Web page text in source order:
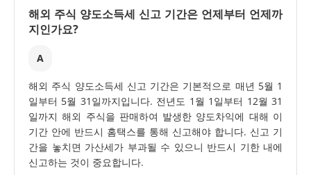
해외 주식 양도소득세 신고 기간은 언제부터 언제까
지인가요?
A
해외 주식 양도소득세 신고 기간은 기본적으로 매년 5월 1
일부터 5월 31일까지입니다. 전년도 1월 1일부터 12월 31
일까지 해외 주식을 판매하여 발생한 양도차익에 대해 이
기간 안에 반드시 홈택스를 통해 신고해야 합니다. 신고 기
간을 놓치면 가산세가 부과될 수 있으니 반드시 기한 내에
신고하는 것이 중요합니다.